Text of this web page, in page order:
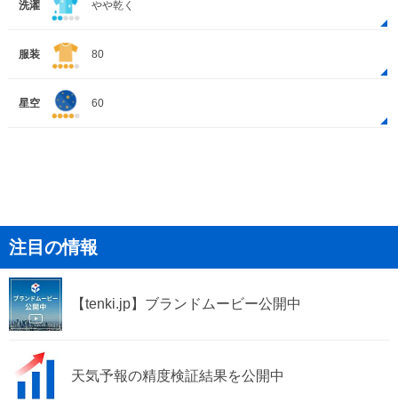
洗濯 やや乾く
服装 80
星空 60
注目の情報
【tenki.jp】ブランドムービー公開中
天気予報の精度検証結果を公開中